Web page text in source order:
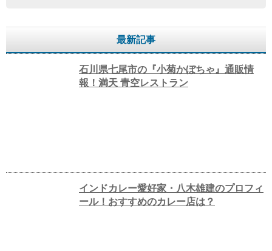
最新記事
石川県七尾市の『小菊かぼちゃ』通販情
報！満天 青空レストラン
インドカレー愛好家・八木雄建のプロフィ
ール！おすすめのカレー店は？